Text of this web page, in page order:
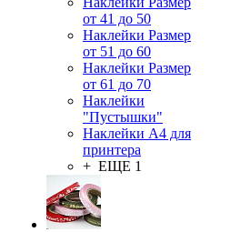
от 41 до 50
Наклейки Размер
от 51 до 60
Наклейки Размер
от 61 до 70
Наклейки
"Пустышки"
Наклейки А4 для
принтера
+ ЕЩЕ 1